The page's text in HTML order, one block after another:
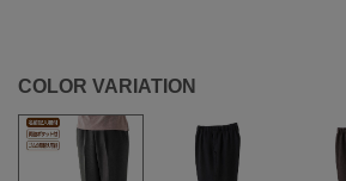
COLOR VARIATION